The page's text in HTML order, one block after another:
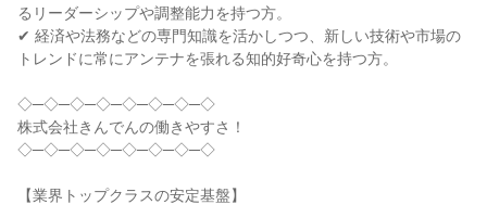
るリーダーシップや調整能力を持つ方。
✔ 経済や法務などの専門知識を活かしつつ、新しい技術や市場の
トレンドに常にアンテナを張れる知的好奇心を持つ方。
◇─◇─◇─◇─◇─◇─◇─◇
株式会社きんでんの働きやすさ！
◇─◇─◇─◇─◇─◇─◇─◇
【業界トップクラスの安定基盤】